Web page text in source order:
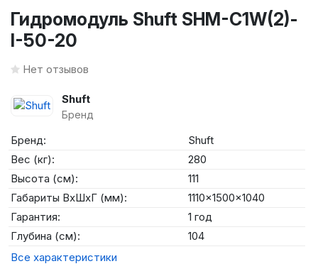
Гидромодуль Shuft SHM-C1W(2)-
I-50-20
Нет отзывов
Shuft
Бренд
Бренд:
Shuft
Вес (кг):
280
Высота (см):
111
Габариты ВхШхГ (мм):
1110x1500x1040
Гарантия:
1 год
Глубина (см):
104
Все характеристики